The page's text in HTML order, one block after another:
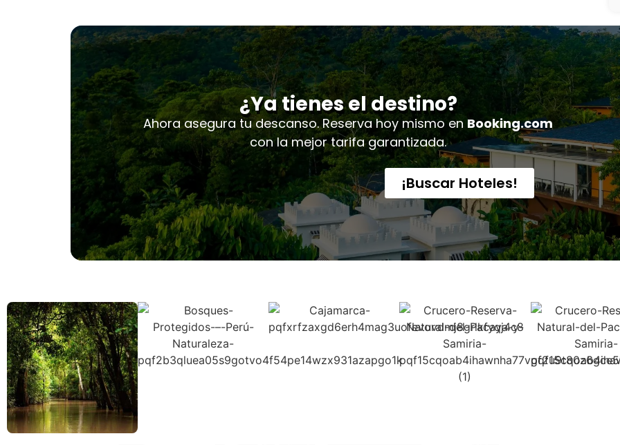
¿Ya tienes el destino?
Ahora asegura tu descanso. Reserva hoy mismo enBooking.com
con la mejor tarifa garantizada.
¡Buscar Hoteles!